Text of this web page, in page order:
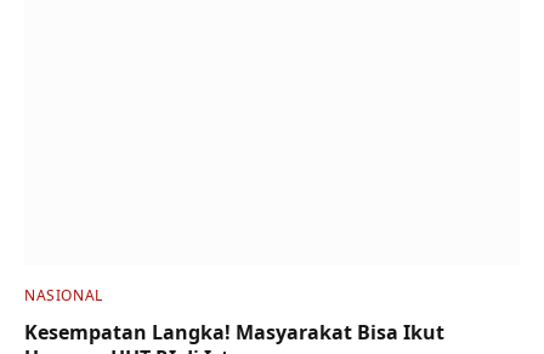
NASIONAL
Kesempatan Langka! Masyarakat Bisa Ikut